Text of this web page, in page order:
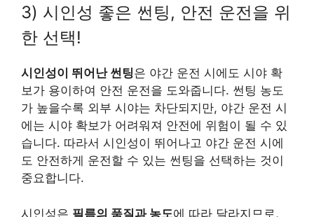
3) 시인성 좋은 썬팅, 안전 운전을 위
한 선택!
시인성이 뛰어난 썬팅은 야간 운전 시에도 시야 확
보가 용이하여 안전 운전을 도와줍니다. 썬팅 농도
가 높을수록 외부 시야는 차단되지만, 야간 운전 시
에는 시야 확보가 어려워져 안전에 위험이 될 수 있
습니다. 따라서 시인성이 뛰어나고 야간 운전 시에
도 안전하게 운전할 수 있는 썬팅을 선택하는 것이
중요합니다.
시인성은 필름의 품질과 농도에 따라 달라지므로,